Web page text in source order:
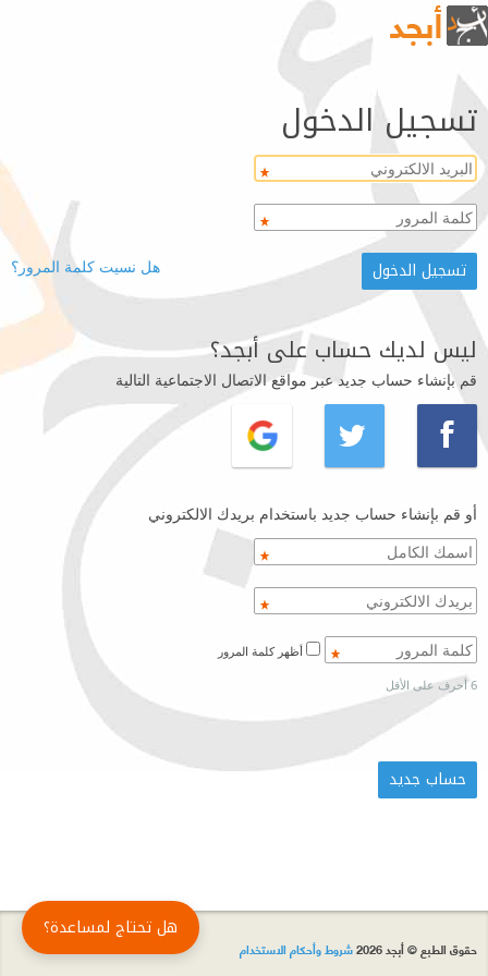
تسجيل الدخول
هل نسيت كلمة المرور؟
ليس لديك حساب على أبجد؟
قم بإنشاء حساب جديد عبر مواقع الاتصال الاجتماعية التالية
أو قم بإنشاء حساب جديد باستخدام بريدك الالكتروني
6 أحرف على الأقل
حقوق الطبع © أبجد 2026 شروط وأحكام الاستخدام
هل تحتاج لمساعدة؟